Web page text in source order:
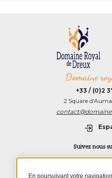
Domaine
+33 / (0)2
2 Square
Suivez nous
TripAdvisor
En poursuivant votre